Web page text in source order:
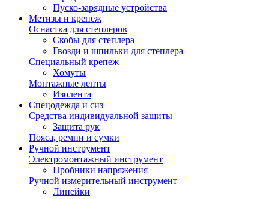
Пуско-зарядные устройства
Метизы и крепёж
Оснастка для степлеров
Скобы для степлера
Гвозди и шпильки для степлера
Специальный крепеж
Хомуты
Монтажные ленты
Изолента
Спецодежда и сиз
Средства индивидуальной защиты
Защита рук
Пояса, ремни и сумки
Ручной инструмент
Электромонтажный инструмент
Пробники напряжения
Ручной измерительный инструмент
Линейки